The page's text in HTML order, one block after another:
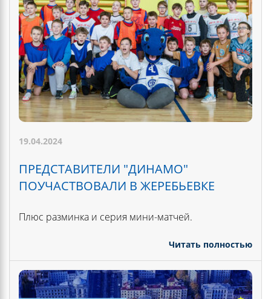
19.04.2024
ПРЕДСТАВИТЕЛИ "ДИНАМО"
ПОУЧАСТВОВАЛИ В ЖЕРЕБЬЕВКЕ
Плюс разминка и серия мини-матчей.
Читать полностью